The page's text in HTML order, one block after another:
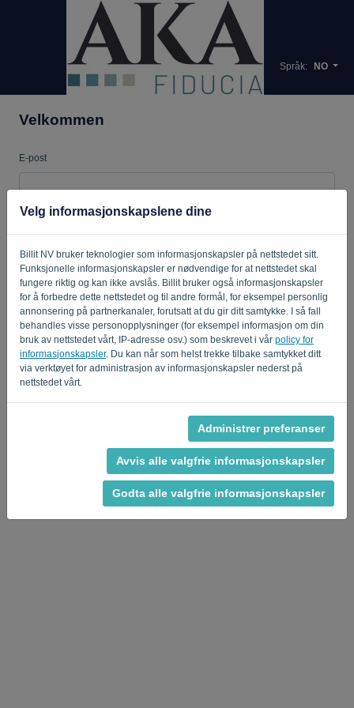
Velg informasjonskapslene dine
Billit NV bruker teknologier som informasjonskapsler på nettstedet sitt.
Funksjonelle informasjonskapsler er nødvendige for at nettstedet skal
fungere riktig og kan ikke avslås. Billit bruker også informasjonskapsler
for å forbedre dette nettstedet og til andre formål, for eksempel personlig
annonsering på partnerkanaler, forutsatt at du gir ditt samtykke. I så fall
behandles visse personopplysninger (for eksempel informasjon om din
bruk av nettstedet vårt, IP-adresse osv.) som beskrevet i vår policy for
informasjonskapsler. Du kan når som helst trekke tilbake samtykket ditt
via verktøyet for administrasjon av informasjonskapsler nederst på
nettstedet vårt.
Administrer preferanser
Avvis alle valgfrie informasjonskapsler
Godta alle valgfrie informasjonskapsler
Språk: NO
Velkommen
E-post
Passord
Husk meg Glemt passord?
LOGG INN
Vilkår og betingelser